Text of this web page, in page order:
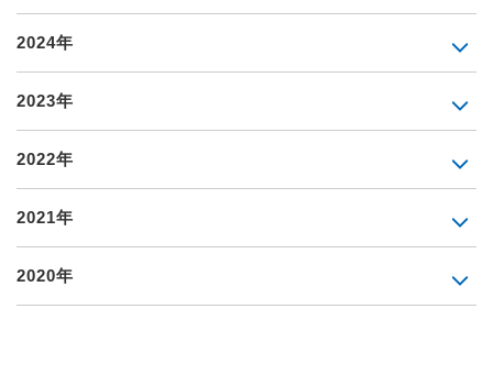
2024年
2023年
2022年
2021年
2020年